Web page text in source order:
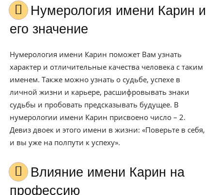
Нумерология имени Карин и
его значение
Нумерология имени Карин поможет Вам узнать
характер и отличительные качества человека с таким
именем. Также можно узнать о судьбе, успехе в
личной жизни и карьере, расшифровывать знаки
судьбы и пробовать предсказывать будущее. В
нумерологии имени Карин присвоено число – 2.
Девиз двоек и этого имени в жизни: «Поверьте в себя,
и вы уже на полпути к успеху».
Влияние имени Карин на
профессию